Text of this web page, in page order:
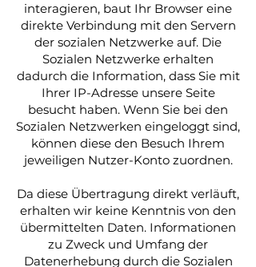
interagieren, baut Ihr Browser eine
direkte Verbindung mit den Servern
der sozialen Netzwerke auf. Die
Sozialen Netzwerke erhalten
dadurch die Information, dass Sie mit
Ihrer IP-Adresse unsere Seite
besucht haben. Wenn Sie bei den
Sozialen Netzwerken eingeloggt sind,
können diese den Besuch Ihrem
jeweiligen Nutzer-Konto zuordnen.
Da diese Übertragung direkt verläuft,
erhalten wir keine Kenntnis von den
übermittelten Daten. Informationen
zu Zweck und Umfang der
Datenerhebung durch die Sozialen